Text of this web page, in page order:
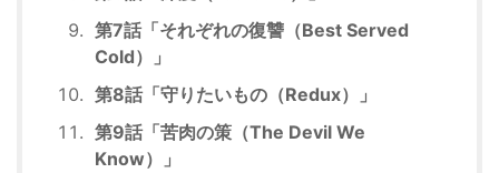
第7話「それぞれの復讐（Best Served
Cold）」
第8話「守りたいもの（Redux）」
第9話「苦肉の策（The Devil We
Know）」